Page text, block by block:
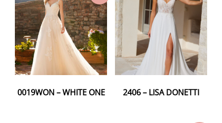
0019WON – WHITE ONE 2406 – LISA DONETTI